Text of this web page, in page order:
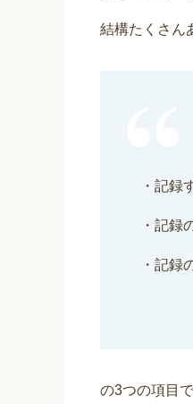
結構たくさん
・記録
・記録
・記録
の3つの項目